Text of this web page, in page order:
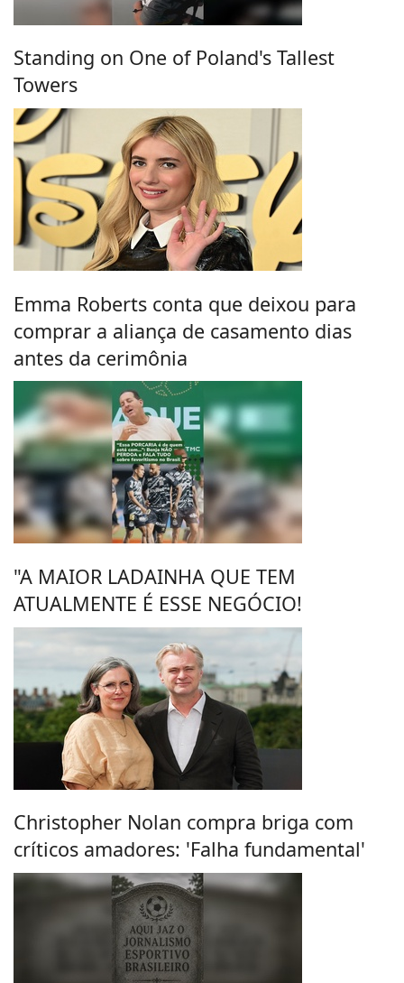
Standing on One of Poland's Tallest
Towers
Emma Roberts conta que deixou para
comprar a aliança de casamento dias
antes da cerimônia
"A MAIOR LADAINHA QUE TEM
ATUALMENTE É ESSE NEGÓCIO!
Christopher Nolan compra briga com
críticos amadores: 'Falha fundamental'